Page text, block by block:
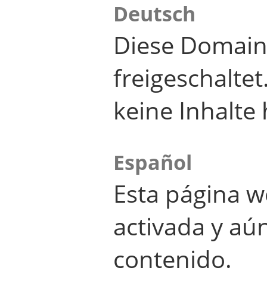
Deutsch
Diese
keine Inhalte
Español
Esta página
activada y
contenido.